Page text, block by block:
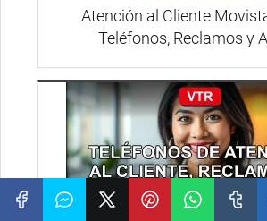
Atención al Cliente
Teléfonos, Reclamos y